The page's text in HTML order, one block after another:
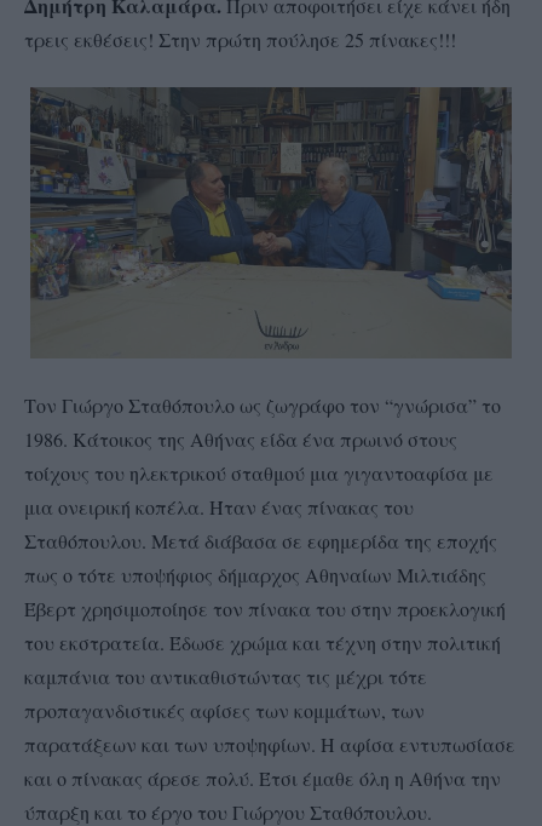
Πριν αποφοιτήσει είχε κάνει ήδη
τρεις εκθέσεις! Στην πρώτη πούλησε 25 πίνακες!!!
Τον Γιώργο Σταθόπουλο ως ζωγράφο τον “γνώρισα” το
1986. Κάτοικος της Αθήνας είδα ένα πρωινό στους
τοίχους του ηλεκτρικού σταθμού μια γιγαντοαφίσα με
μια ονειρική κοπέλα. Ήταν ένας πίνακας του
Σταθόπουλου. Μετά διάβασα σε εφημερίδα της εποχής
πως ο τότε υποψήφιος δήμαρχος Αθηναίων Μιλτιάδης
Έβερτ χρησιμοποίησε τον πίνακα του στην προεκλογική
του εκστρατεία. Έδωσε χρώμα και τέχνη στην πολιτική
καμπάνια του αντικαθιστώντας τις μέχρι τότε
προπαγανδιστικές αφίσες των κομμάτων, των
παρατάξεων και των υποψηφίων. Η αφίσα εντυπωσίασε
και ο πίνακας άρεσε πολύ. Έτσι έμαθε όλη η Αθήνα την
ύπαρξη και το έργο του Γιώργου Σταθόπουλου.